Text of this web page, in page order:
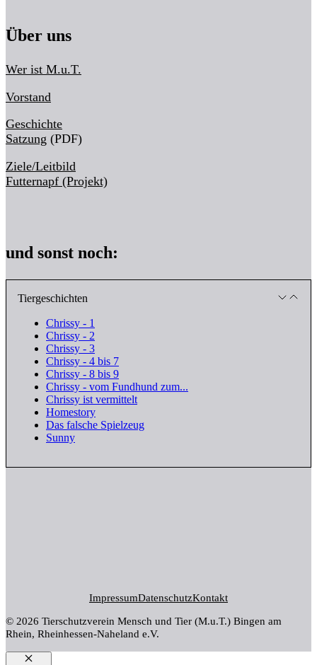
Über uns
Wer ist M.u.T.
Vorstand
Geschichte
Satzung (PDF)
Ziele/Leitbild
Futternapf (Projekt)
und sonst noch:
Tiergeschichten
Chrissy - 1
Chrissy - 2
Chrissy - 3
Chrissy - 4 bis 7
Chrissy - 8 bis 9
Chrissy - vom Fundhund zum...
Chrissy ist vermittelt
Homestory
Das falsche Spielzeug
Sunny
© 2026 Tierschutzverein Mensch und Tier (M.u.T.) Bingen am
Rhein, Rheinhessen-Naheland e.V.
ImpressumDatenschutzKontakt